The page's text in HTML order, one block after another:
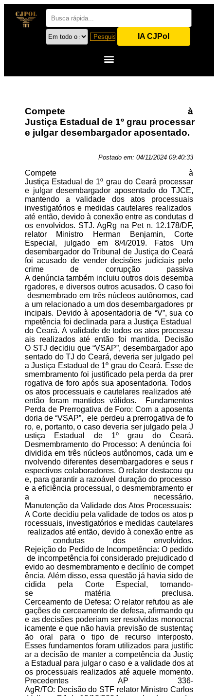
IA CJPol
Compete à
Justiça Estadual de 1º grau processar
e julgar desembargador aposentado.
Postado em: 04/11/2024 09:40:33
Compete à
Justiça Estadual de 1º grau do Ceará processar
e julgar desembargador aposentado do TJCE,
mantendo a validade dos atos processuais
investigatórios e medidas cautelares realizados
até então, devido à conexão entre as condutas d
os envolvidos. STJ. AgRg na Pet n. 12.178/DF,
relator Ministro Herman Benjamin, Corte
Especial, julgado em 8/4/2019. Fatos Um
desembargador do Tribunal de Justiça do Ceará
foi acusado de vender decisões judiciais pelo
crime de corrupção passiva
A denúncia também incluiu outros dois desemba
rgadores, e diversos outros acusados. O caso foi
desmembrado em três núcleos autônomos, cad
a um relacionado a um dos desembargadores pr
incipais. Devido à aposentadoria de “V”, sua co
mpetência foi declinada para a Justiça Estadual
do Ceará. A validade de todos os atos processu
ais realizados até então foi mantida. Decisão
O STJ decidiu que “VSAP”, desembargador apo
sentado do TJ do Ceará, deveria ser julgado pel
a Justiça Estadual de 1º grau do Ceará. Esse de
smembramento foi justificado pela perda da prer
rogativa de foro após sua aposentadoria. Todos
os atos processuais e cautelares realizados até
então foram mantidos válidos. Fundamentos
Perda de Prerrogativa de Foro: Com a aposenta
doria de “VSAP”, ele perdeu a prerrogativa de fo
ro, e, portanto, o caso deveria ser julgado pela J
ustiça Estadual de 1º grau do Ceará.
Desmembramento do Processo: A denúncia foi
dividida em três núcleos autônomos, cada um e
nvolvendo diferentes desembargadores e seus r
espectivos colaboradores. O relator destacou qu
e, para garantir a razoável duração do processo
e a eficiência processual, o desmembramento er
a necessário.
Manutenção da Validade dos Atos Processuais:
A Corte decidiu pela validade de todos os atos p
rocessuais, investigatórios e medidas cautelares
realizados até então, devido à conexão entre as
condutas dos envolvidos.
Rejeição do Pedido de Incompetência: O pedido
de incompetência foi considerado prejudicado d
evido ao desmembramento e declínio de compet
ência. Além disso, essa questão já havia sido de
cidida pela Corte Especial, tornando-
se matéria preclusa.
Cerceamento de Defesa: O relator refutou as ale
gações de cerceamento de defesa, afirmando qu
e as decisões poderiam ser resolvidas monocrat
icamente e que não havia previsão de sustentaç
ão oral para o tipo de recurso interposto.
Esses fundamentos foram utilizados para justific
ar a decisão de manter a competência da Justiç
a Estadual para julgar o caso e a validade dos at
os processuais realizados até aquele momento.
Precedentes AP 336-
AgR/TO: Decisão do STF relator Ministro Carlos